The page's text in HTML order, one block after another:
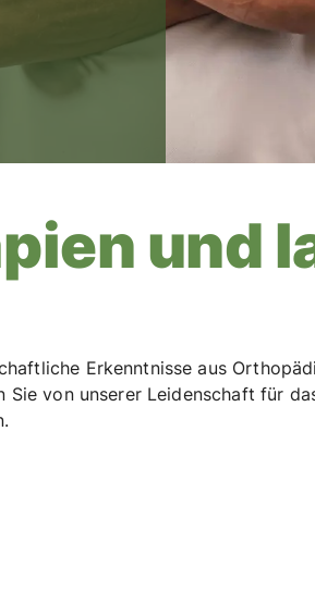
und
Erkenntnisse aus
von unserer Leidenschaft für